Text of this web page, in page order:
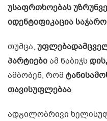
უსაფრთხოებას
იდენტიფიკაცია
თუმცა,
პარტიებიამ ნაბიჯს
ამბობენ, რომ
თავისუფლებაა.
ადგილობრივი